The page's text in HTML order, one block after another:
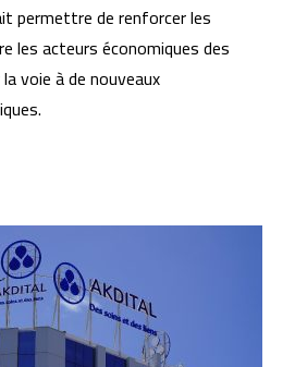
permettre de renforcer les
les acteurs économiques des
voie à de nouveaux